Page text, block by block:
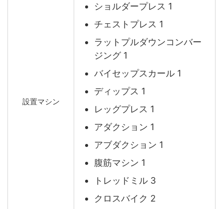
設置マシン
ショルダープレス 1
チェストプレス 1
ラットプルダウンコンバー
ジング 1
バイセップスカール 1
ディップス 1
レッグプレス 1
アダクション 1
アブダクション 1
腹筋マシン 1
トレッドミル 3
クロスバイク 2